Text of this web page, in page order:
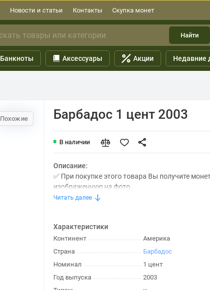
Новости и статьи Контакты Скупка монет
Найти
Банкноты Аксессуары Акции Недавние
Похожие Барбадос 1 цент 2003
В наличии
Описание:
✅ При покупке этого товара Вы получите
изображенную на фото.
Читать далее
Характеристики
Континент
Америка
Страна
Барбадос
Номинал
1 цент
Год выпуска
2003